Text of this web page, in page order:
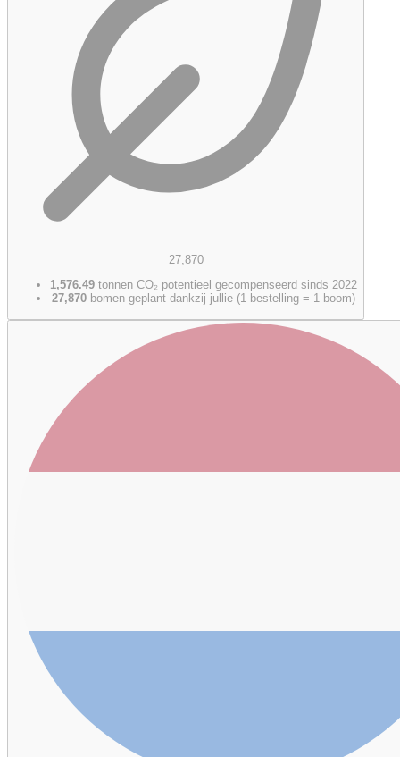
27,870
1,576.49 tonnen CO₂ potentieel gecompenseerd sinds 2022
27,870 bomen geplant dankzij jullie (1 bestelling = 1 boom)